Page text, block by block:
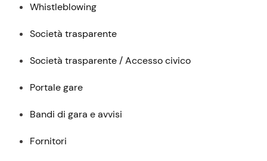
Whistleblowing
Società trasparente
Società trasparente / Accesso civico
Portale gare
Bandi di gara e avvisi
Fornitori